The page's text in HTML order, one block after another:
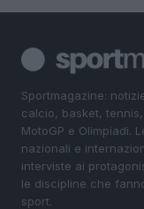
Sportmagazine:
calcio, basket,
MotoGP e Olimpiadi.
nazionali e
interviste ai
le discipline che
sport.